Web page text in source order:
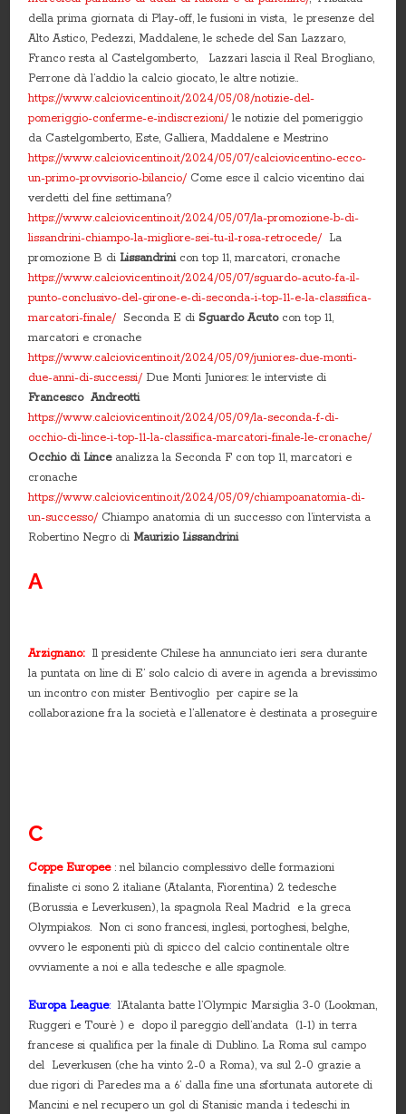
della prima giornata di Play-off, le fusioni in vista, le presenze del
Alto Astico, Pedezzi, Maddalene, le schede del San Lazzaro,
Franco resta al Castelgomberto, Lazzari lascia il Real Brogliano,
Perrone dà l’addio la calcio giocato, le altre notizie..
https://www.calciovicentino.it/2024/05/08/notizie-del-
pomeriggio-conferme-e-indiscrezioni/ le notizie del pomeriggio
da Castelgomberto, Este, Galliera, Maddalene e Mestrino
https://www.calciovicentino.it/2024/05/07/calciovicentino-ecco-
un-primo-provvisorio-bilancio/ Come esce il calcio vicentino dai
verdetti del fine settimana?
https://www.calciovicentino.it/2024/05/07/la-promozione-b-di-
lissandrini-chiampo-la-migliore-sei-tu-il-rosa-retrocede/ La
promozione B diLissandrinicon top 11, marcatori, cronache
https://www.calciovicentino.it/2024/05/07/sguardo-acuto-fa-il-
punto-conclusivo-del-girone-e-di-seconda-i-top-11-e-la-classifica-
marcatori-finale/ Seconda E di Sguardo Acutocon top 11,
marcatori e cronache
https://www.calciovicentino.it/2024/05/09/juniores-due-monti-
due-anni-di-successi/ Due Monti Juniores: le interviste di
Francesco Andreotti
https://www.calciovicentino.it/2024/05/09/la-seconda-f-di-
occhio-di-lince-i-top-11-la-classifica-marcatori-finale-le-cronache/
Occhio di Lince analizza la Seconda F con top 11, marcatori e
cronache
https://www.calciovicentino.it/2024/05/09/chiampoanatomia-di-
un-successo/ Chiampo anatomia di un successo con l’intervista a
Robertino Negro diMaurizio Lissandrini
A
Arzignano:Il presidente Chilese ha annunciato ieri sera durante
la puntata on line di E’ solo calcio di avere in agenda a brevissimo
un incontro con mister Bentivoglio per capire se la
collaborazione fra la società e l’allenatore è destinata a proseguire
C
Coppe Europee : nel bilancio complessivo delle formazioni
finaliste ci sono 2 italiane (Atalanta, Fiorentina) 2 tedesche
(Borussia e Leverkusen), la spagnola Real Madrid e la greca
Olympiakos. Non ci sono francesi, inglesi, portoghesi, belghe,
ovvero le esponenti più di spicco del calcio continentale oltre
ovviamente a noi e alla tedesche e alle spagnole.
Europa League: l’Atalanta batte l’Olympic Marsiglia 3-0 (Lookman,
Ruggeri e Tourè ) e dopo il pareggio dell’andata (1-1) in terra
francese si qualifica per la finale di Dublino. La Roma sul campo
del Leverkusen (che ha vinto 2-0 a Roma), va sul 2-0 grazie a
due rigori di Paredes ma a 6’ dalla fine una sfortunata autorete di
Mancini e nel recupero un gol di Stanisic manda i tedeschi in